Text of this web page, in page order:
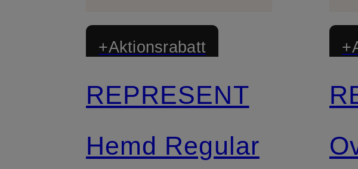
+Aktionsrabatt
REPRESENT
Hemd Regular